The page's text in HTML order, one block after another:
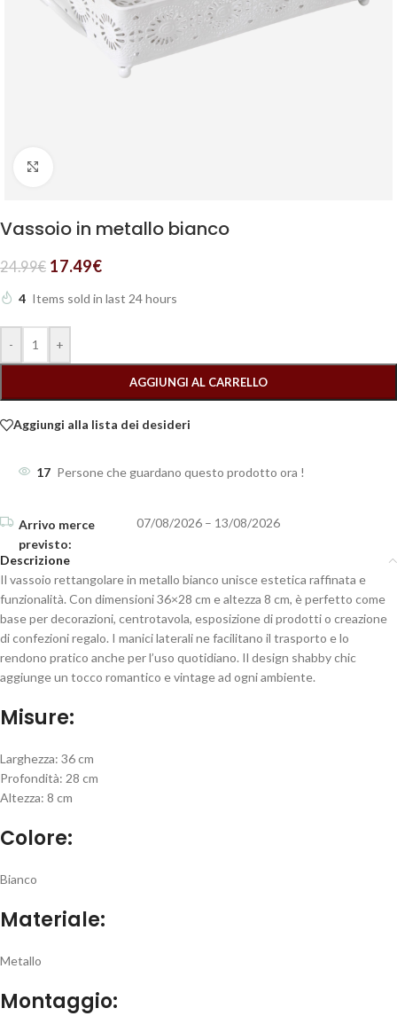
Vassoio in metallo bianco
24.99€ 17.49€
4 Items sold in last 24 hours
- +
AGGIUNGI AL CARRELLO
Aggiungi alla lista dei desideri
17 Persone che guardano questo prodotto ora !
07/08/2026 – 13/08/2026
Descrizione
Il vassoio rettangolare in metallo bianco unisce estetica raffinata e
funzionalità. Con dimensioni 36×28 cm e altezza 8 cm, è perfetto come
base per decorazioni, centrotavola, esposizione di prodotti o creazione
di confezioni regalo. I manici laterali ne facilitano il trasporto e lo
rendono pratico anche per l’uso quotidiano. Il design shabby chic
aggiunge un tocco romantico e vintage ad ogni ambiente.
Misure:
Larghezza: 36 cm
Profondità: 28 cm
Altezza: 8 cm
Colore:
Bianco
Materiale:
Metallo
Montaggio: